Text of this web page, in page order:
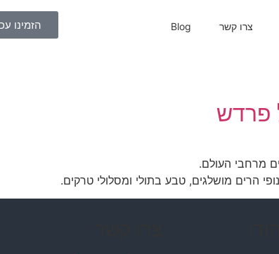
צרו קשר Blog הזמינו
מרחבי העולם.